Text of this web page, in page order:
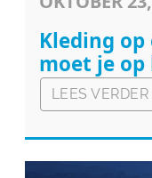
Kleding
moet je
LEES VERDER